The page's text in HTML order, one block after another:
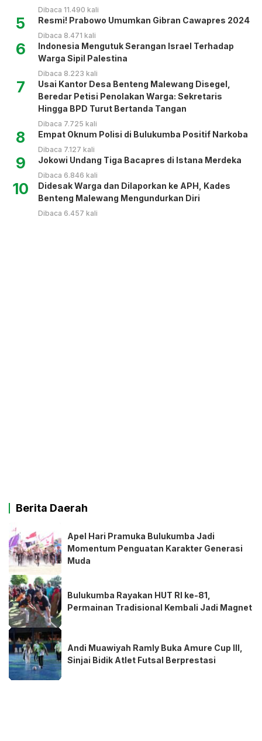
Dibaca 11.490 kali
5 Resmi! Prabowo Umumkan Gibran Cawapres 2024
Dibaca 8.471 kali
6
Indonesia Mengutuk Serangan Israel Terhadap
Warga Sipil Palestina
Dibaca 8.223 kali
7
Usai Kantor Desa Benteng Malewang Disegel,
Beredar Petisi Penolakan Warga: Sekretaris
Hingga BPD Turut Bertanda Tangan
Dibaca 7.725 kali
8 Empat Oknum Polisi di Bulukumba Positif Narkoba
Dibaca 7.127 kali
9 Jokowi Undang Tiga Bacapres di Istana Merdeka
Dibaca 6.846 kali
10
Didesak Warga dan Dilaporkan ke APH, Kades
Benteng Malewang Mengundurkan Diri
Dibaca 6.457 kali
Berita Daerah
Apel Hari Pramuka Bulukumba Jadi
Momentum Penguatan Karakter Generasi
Muda
Bulukumba Rayakan HUT RI ke-81,
Permainan Tradisional Kembali Jadi Magnet
Andi Muawiyah Ramly Buka Amure Cup III,
Sinjai Bidik Atlet Futsal Berprestasi